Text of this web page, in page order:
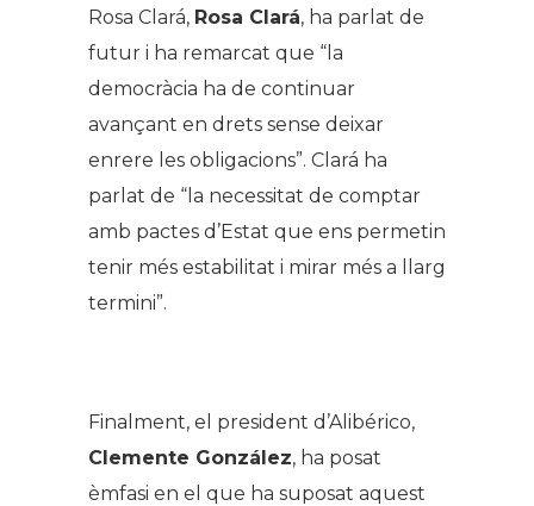
Rosa Clará, Rosa Clará, ha parlat de
futur i ha remarcat que “la
democràcia ha de continuar
avançant en drets sense deixar
enrere les obligacions”. Clará ha
parlat de “la necessitat de comptar
amb pactes d’Estat que ens permetin
tenir més estabilitat i mirar més a llarg
termini”.
Finalment, el president d’Alibérico,
Clemente González, ha posat
èmfasi en el que ha suposat aquest